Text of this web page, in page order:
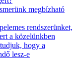
megbízható
rendszerünket,
a közelünkben
hogy a
lesz-e